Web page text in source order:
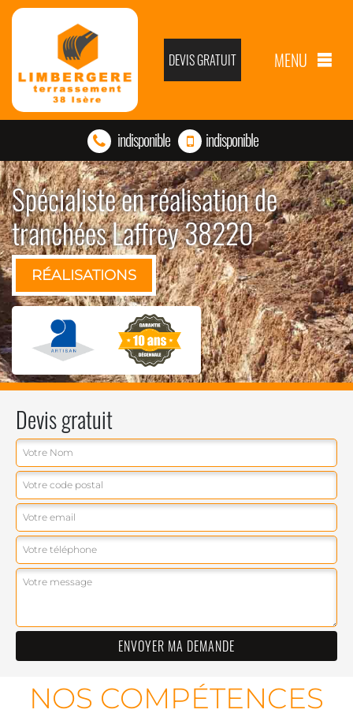
DEVIS GRATUIT MENU
indisponible indisponible
Spécialiste en réalisation de
tranchées Laffrey 38220
RÉALISATIONS
Devis gratuit
NOS COMPÉTENCES